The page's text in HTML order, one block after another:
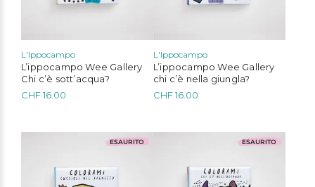
L'Ippocampo
L’ippocampo Wee Gallery
Chi c’è sott’acqua?
CHF16.00
L'Ippocampo
L’ippocampo Wee Gallery
chi c’è nella giungla?
CHF16.00
ESAURITO ESAURITO